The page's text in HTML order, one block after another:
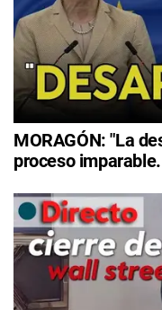
MORAGÓN: "La
proceso